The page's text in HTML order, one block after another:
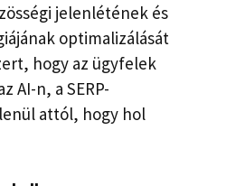
jelenlétének és
optimalizálását
hogy az ügyfelek
AI-n, a SERP-
attól, hogy hol